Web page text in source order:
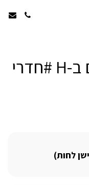
מילון מונחים - ערכים ב-H #חדרי